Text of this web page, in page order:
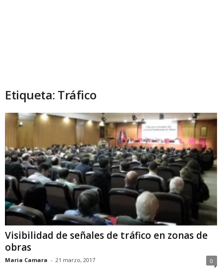
Etiqueta: Tráfico
Visibilidad de señales de tráfico en zonas de
obras
Maria Camara - 21 marzo, 2017 0